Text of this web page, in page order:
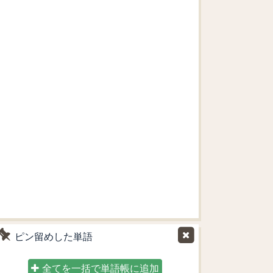
ピン留めした単語
全てを一括で単語帳に追加